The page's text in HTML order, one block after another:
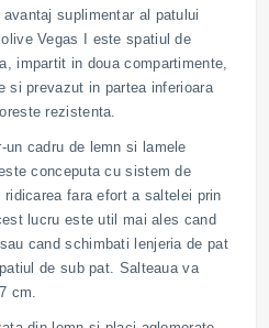
suplimentar al patului
Vegas I este spatiul de
impartit in doua compartimente,
si prevazut in partea inferioara
rezistenta.
cadru de lemn si lamele
conceputa cu sistem de
fara efort a saltelei prin
lucru este util mai ales cand
cand schimbati lenjeria de pat
de sub pat. Salteaua va
cm.